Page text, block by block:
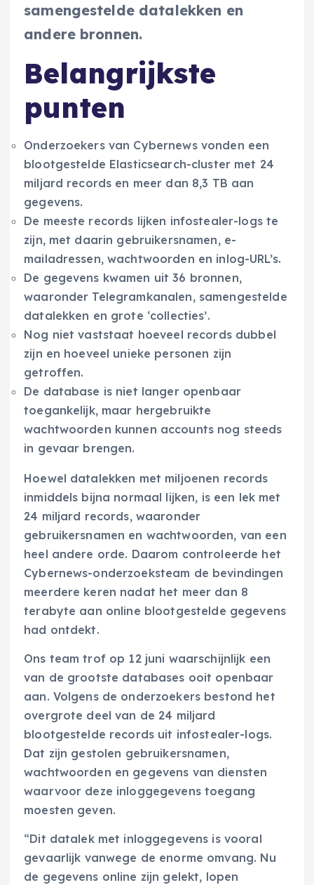
samengestelde datalekken en
andere bronnen.
Belangrijkste
punten
Onderzoekers van Cybernews vonden een
blootgestelde Elasticsearch-cluster met 24
miljard records en meer dan 8,3 TB aan
gegevens.
De meeste records lijken infostealer-logs te
zijn, met daarin gebruikersnamen, e-
mailadressen, wachtwoorden en inlog-URL’s.
De gegevens kwamen uit 36 bronnen,
waaronder Telegramkanalen, samengestelde
datalekken en grote ‘collecties’.
Nog niet vaststaat hoeveel records dubbel
zijn en hoeveel unieke personen zijn
getroffen.
De database is niet langer openbaar
toegankelijk, maar hergebruikte
wachtwoorden kunnen accounts nog steeds
in gevaar brengen.
Hoewel datalekken met miljoenen records
inmiddels bijna normaal lijken, is een lek met
24 miljard records, waaronder
gebruikersnamen en wachtwoorden, van een
heel andere orde. Daarom controleerde het
Cybernews-onderzoeksteam de bevindingen
meerdere keren nadat het meer dan 8
terabyte aan online blootgestelde gegevens
had ontdekt.
Ons team trof op 12 juni waarschijnlijk een
van de grootste databases ooit openbaar
aan. Volgens de onderzoekers bestond het
overgrote deel van de 24 miljard
blootgestelde records uit infostealer-logs.
Dat zijn gestolen gebruikersnamen,
wachtwoorden en gegevens van diensten
waarvoor deze inloggegevens toegang
moesten geven.
“Dit datalek met inloggegevens is vooral
gevaarlijk vanwege de enorme omvang. Nu
de gegevens online zijn gelekt, lopen